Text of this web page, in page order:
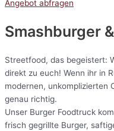
Angebot abfragen
Smashburger
Streetfood, das begeistert:
direkt zu euch! Wenn ihr in
modernen, unkomplizierten
genau richtig.
Unser Burger Foodtruck
frisch gegrillte Burger,